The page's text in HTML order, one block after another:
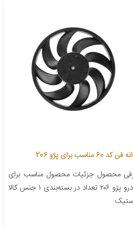
کد 60 مناسب برای پژو 206
محصول جزئیات محصول مناسب برای
خودرو پژو ۲۰۶ تعداد در بسته‌بندی ۱ جنس کالا